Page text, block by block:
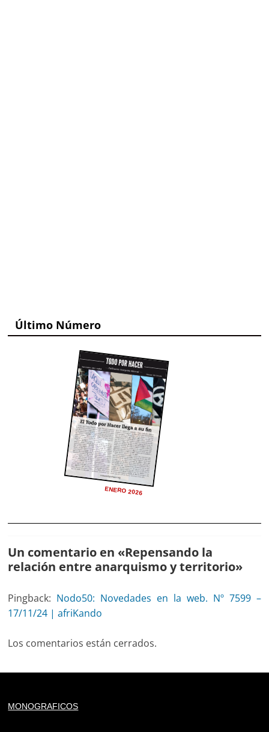
Último Número
ENERO 2026
Un comentario en «Repensando la
relación entre anarquismo y territorio»
Pingback: Nodo50: Novedades en la web. Nº 7599 –
17/11/24 | afriKando
Los comentarios están cerrados.
MONOGRAFICOS
of type string is deprecated in